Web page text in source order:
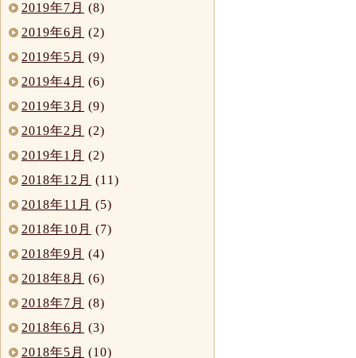
2019年7月 (8)
2019年6月 (2)
2019年5月 (9)
2019年4月 (6)
2019年3月 (9)
2019年2月 (2)
2019年1月 (2)
2018年12月 (11)
2018年11月 (5)
2018年10月 (7)
2018年9月 (4)
2018年8月 (6)
2018年7月 (8)
2018年6月 (3)
2018年5月 (10)